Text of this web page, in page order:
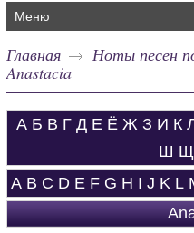
Меню
Главная
Ноты песен
Anastacia
А Б В Г Д Е Ё Ж З И К
Ш Щ
A B C D E F G H I J K L